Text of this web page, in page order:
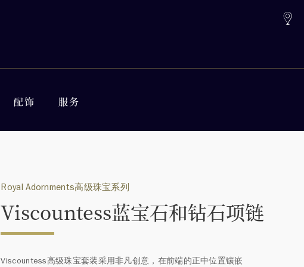
配饰 服务
Royal Adornments高级珠宝系列
Viscountess蓝宝石和钻石项链
Viscountess高级珠宝套装采用非凡创意，在前端的正中位置镶嵌